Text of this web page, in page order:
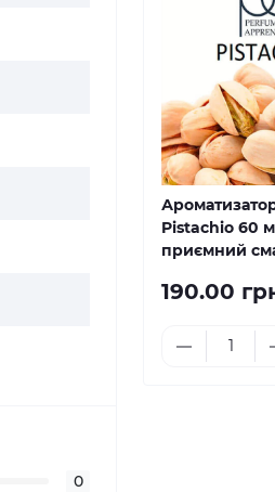
0
Pistachio 60
приємний
190.00